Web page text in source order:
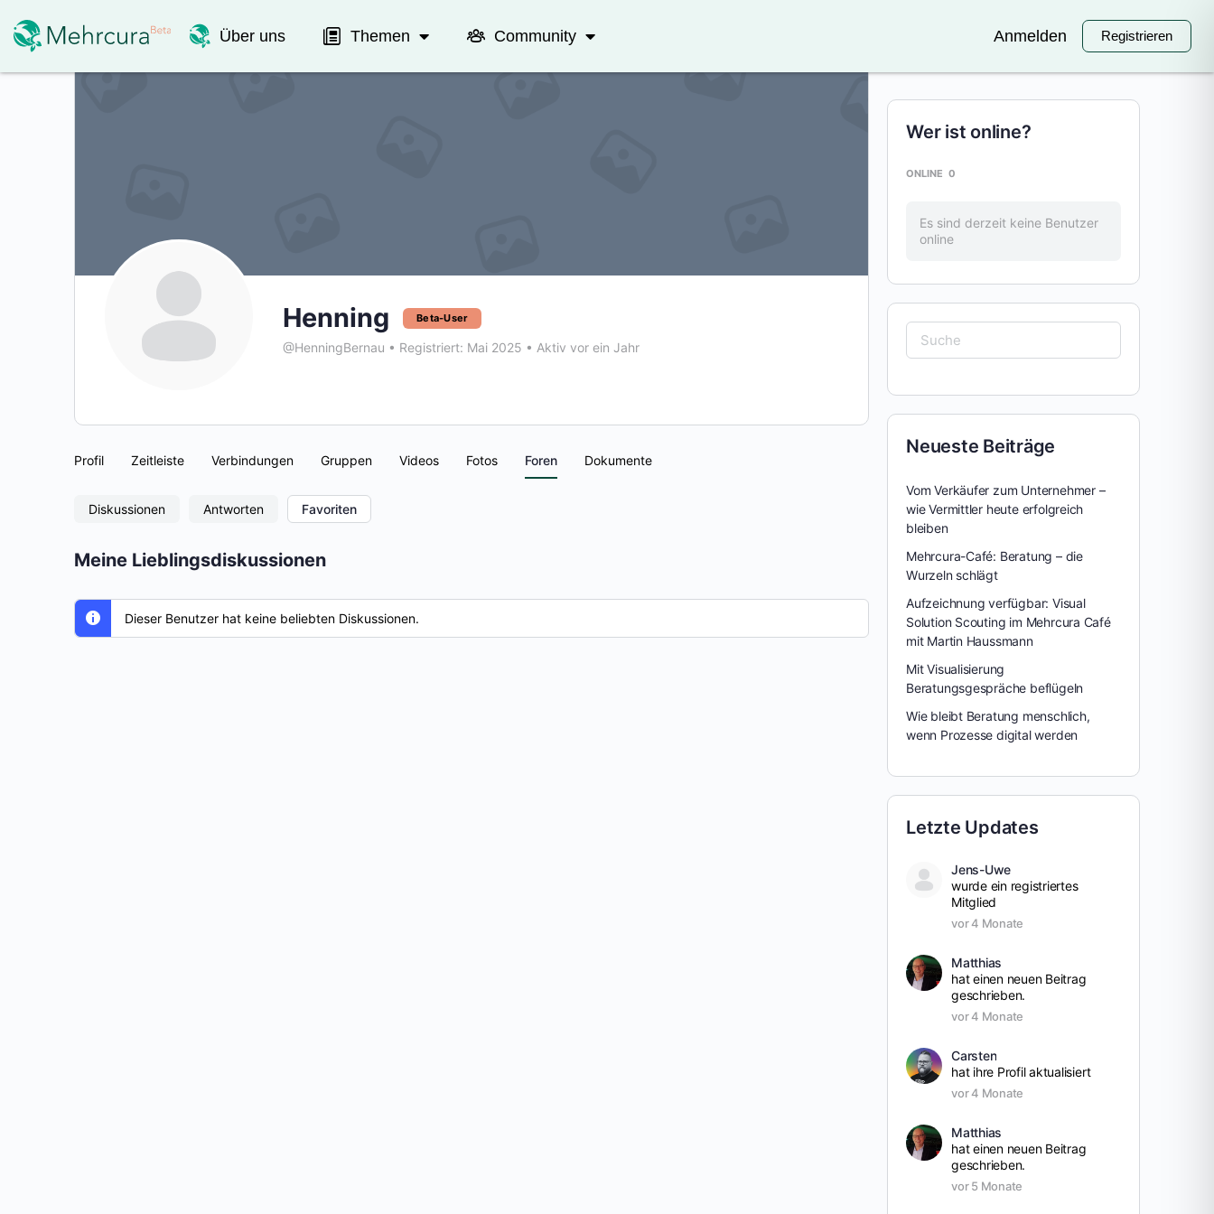
Über uns Themen Community Anmelden Registrieren
Henning Beta-User
@HenningBernau • Registriert: Mai 2025 • Aktiv vor ein Jahr
Profil Zeitleiste Verbindungen Gruppen Videos Fotos Foren Dokumente
Diskussionen Antworten Favoriten
Meine Lieblingsdiskussionen
Dieser Benutzer hat keine beliebten Diskussionen.
Wer ist online?
ONLINE 0
Es sind derzeit keine Benutzer
online
Neueste Beiträge
Vom Verkäufer zum Unternehmer –
wie Vermittler heute erfolgreich
bleiben
Mehrcura-Café: Beratung – die
Wurzeln schlägt
Aufzeichnung verfügbar: Visual
Solution Scouting im Mehrcura Café
mit Martin Haussmann
Mit Visualisierung
Beratungsgespräche beflügeln
Wie bleibt Beratung menschlich,
wenn Prozesse digital werden
Letzte Updates
Jens-Uwe
wurde ein registriertes
Mitglied
vor 4 Monate
Matthias
hat einen neuen Beitrag
geschrieben.
vor 4 Monate
Carsten
hat ihre Profil aktualisiert
vor 4 Monate
Matthias
hat einen neuen Beitrag
geschrieben.
vor 5 Monate